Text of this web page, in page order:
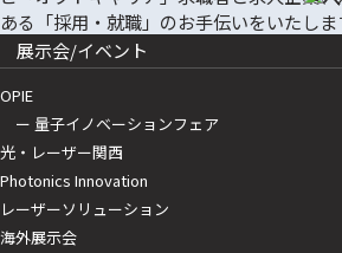
展示会/イベント
OPIE
ー 量子イノベーションフェア
光・レーザー関西
Photonics Innovation
レーザーソリューション
海外展示会